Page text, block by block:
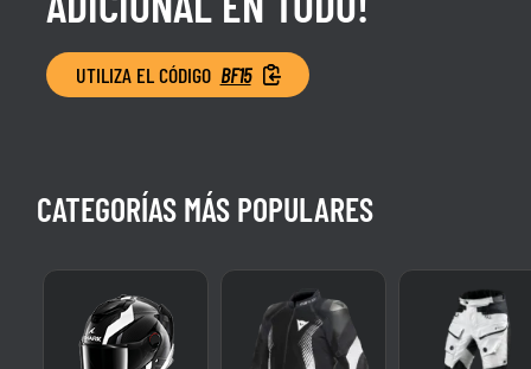
UTILIZA EL CÓDIGO BF15
CATEGORÍAS MÁS POPULARES